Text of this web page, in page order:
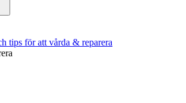
tips för att vårda & reparera